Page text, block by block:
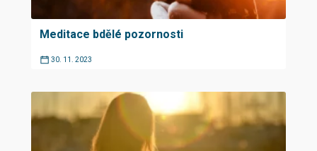
Meditace bdělé pozornosti
30. 11. 2023